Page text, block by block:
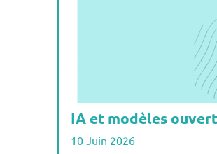
IA et modèles
10 Juin 2026